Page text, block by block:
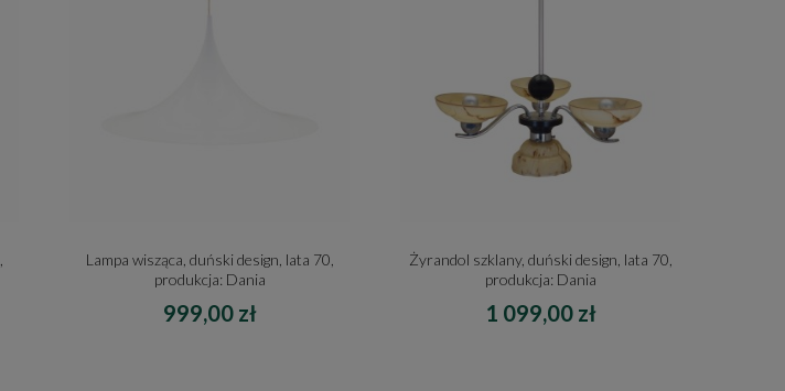
Lampa wisząca, duński design, lata 70,
produkcja: Dania
999,00 zł
Żyrandol szklany, duński design, lata 70,
produkcja: Dania
1 099,00 zł